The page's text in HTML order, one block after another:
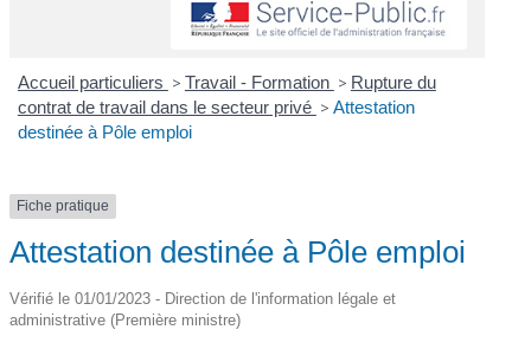
Accueil particuliers > Travail - Formation > Rupture du
contrat de travail dans le secteur privé > Attestation
destinée à Pôle emploi
Fiche pratique
Attestation destinée à Pôle emploi
Vérifié le 01/01/2023 - Direction de l'information légale et
administrative (Première ministre)